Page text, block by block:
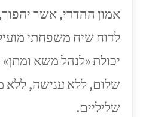
אמון ההדדי, אשר
לדוח שיח משפחתי
יכולת «לנהל משא
שלום, ללא ענישה, ללא
שליליים.